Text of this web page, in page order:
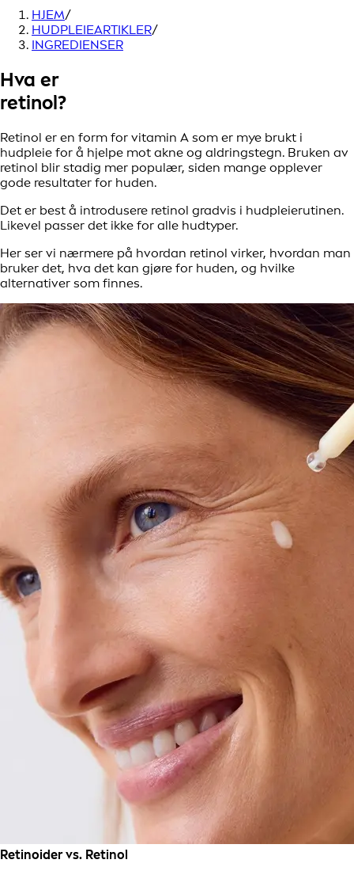
HJEM/
HUDPLEIEARTIKLER/
INGREDIENSER
Hva er
retinol?
Retinol er en form for vitamin A som er mye brukt i
hudpleie for å hjelpe mot akne og aldringstegn. Bruken av
retinol blir stadig mer populær, siden mange opplever
gode resultater for huden.
Det er best å introdusere retinol gradvis i hudpleierutinen.
Likevel passer det ikke for alle hudtyper.
Her ser vi nærmere på hvordan retinol virker, hvordan man
bruker det, hva det kan gjøre for huden, og hvilke
alternativer som finnes.
Retinoider vs. Retinol